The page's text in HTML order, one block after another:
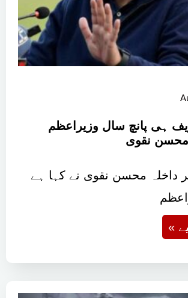
ہی پانچ سال وزیراعظم
نقوی
داخلہ محسن نقوی نے کہا ہے